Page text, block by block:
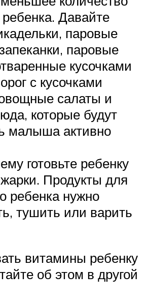
Давайте
паровые
паровые
кусочками
с кусочками
салаты и
которые будут
малыша активно
готовьте ребенку
Продукты для
ребенка нужно
тушить или варить
витамины ребенку
об этом в другой